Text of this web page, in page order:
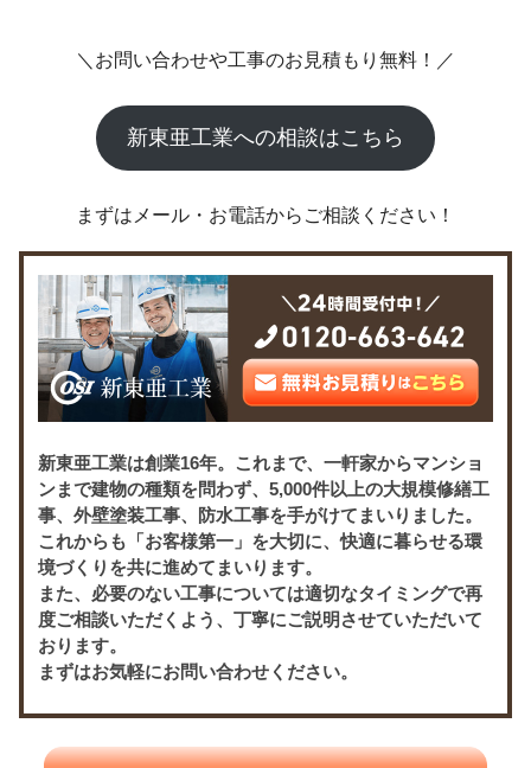
＼お問い合わせや工事のお見積もり無料！／
新東亜工業への相談はこちら
まずはメール・お電話からご相談ください！
新東亜工業は創業16年。これまで、一軒家からマンショ
ンまで建物の種類を問わず、5,000件以上の大規模修繕工
事、外壁塗装工事、防水工事を手がけてまいりました。
これからも「お客様第一」を大切に、快適に暮らせる環
境づくりを共に進めてまいります。
また、必要のない工事については適切なタイミングで再
度ご相談いただくよう、丁寧にご説明させていただいて
おります。
まずはお気軽にお問い合わせください。